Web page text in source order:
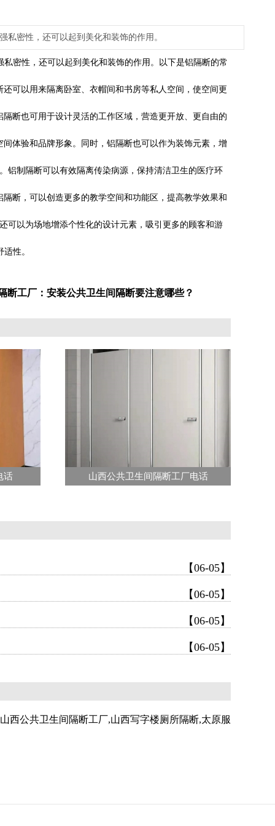
密性，还可以起到美化和装饰的作用。
密性，还可以起到美化和装饰的作用。以下是铝隔断的常
可以用来隔离卧室、衣帽间和书房等私人空间，使空间更
断也可用于设计灵活的工作区域，营造更开放、更自由的
体验和品牌形象。同时，铝隔断也可以作为装饰元素，增
铝制隔断可以有效隔离传染病源，保持清洁卫生的医疗环
断，可以创造更多的教学空间和功能区，提高教学效果和
可以为场地增添个性化的设计元素，吸引更多的顾客和游
性。
断工厂：安装公共卫生间隔断要注意哪些？
话 山西公共卫生间隔断工厂电话
【06-05】
【06-05】
【06-05】
【06-05】
西公共卫生间隔断工厂,山西写字楼厕所隔断,太原服